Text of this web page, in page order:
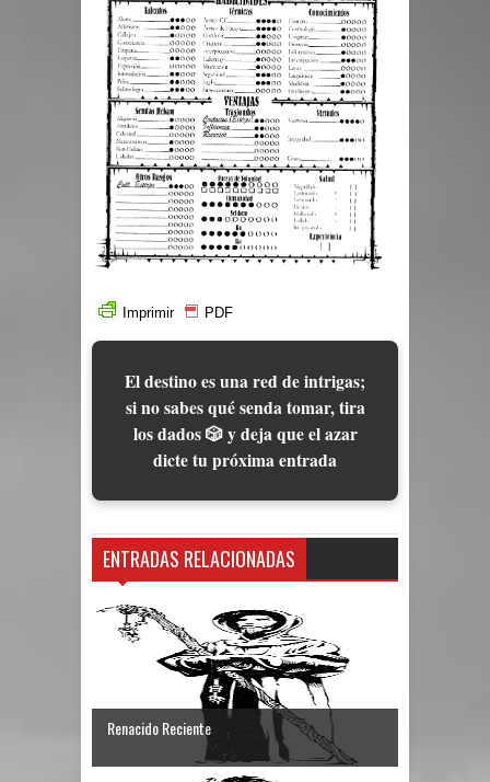
Imprimir PDF
El destino es una red de intrigas;
si no sabes qué senda tomar, tira
los dados 🎲 y deja que el azar
dicte tu próxima entrada
ENTRADAS RELACIONADAS
Renacido Reciente